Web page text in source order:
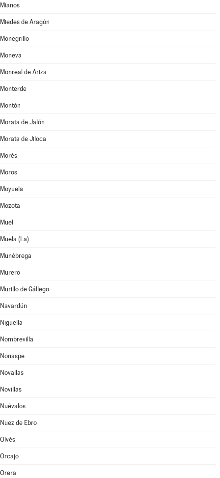
Mianos
Miedes de Aragón
Monegrillo
Moneva
Monreal de Ariza
Monterde
Montón
Morata de Jalón
Morata de Jiloca
Morés
Moros
Moyuela
Mozota
Muel
Muela (La)
Munébrega
Murero
Murillo de Gállego
Navardún
Nigüella
Nombrevilla
Nonaspe
Novallas
Novillas
Nuévalos
Nuez de Ebro
Olvés
Orcajo
Orera